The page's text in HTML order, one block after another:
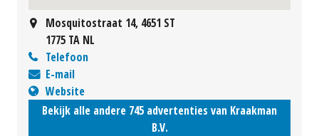
Mosquitostraat 14, 4651 ST
1775 TA NL
Telefoon
E-mail
Website
Bekijk alle andere 745 advertenties van Kraakman
B.V.